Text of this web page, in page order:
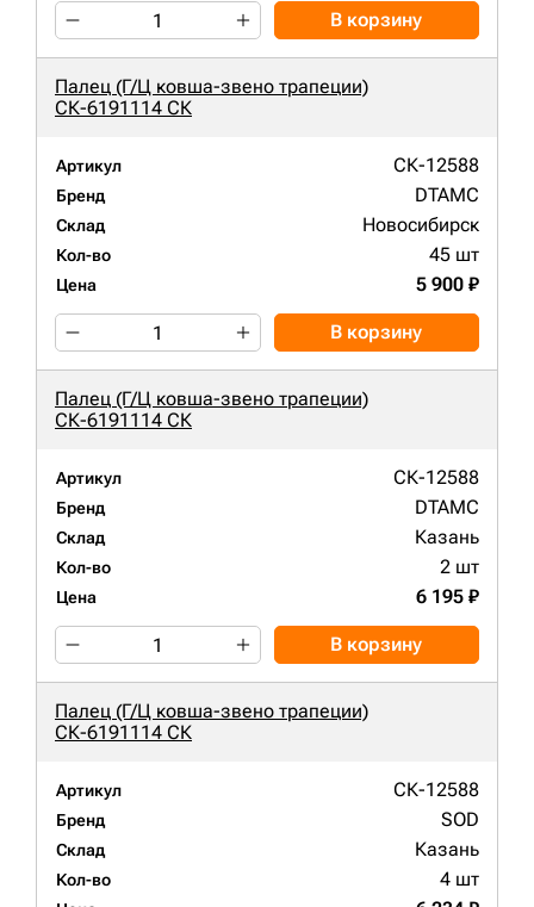
В корзину
Палец (Г/Ц ковша-звено трапеции)
СК-6191114 СК
Артикул СК-12588
Бренд DTAMC
Склад Новосибирск
Кол-во 45 шт
Цена 5 900 ₽
В корзину
Палец (Г/Ц ковша-звено трапеции)
СК-6191114 СК
Артикул СК-12588
Бренд DTAMC
Склад Казань
Кол-во 2 шт
Цена 6 195 ₽
В корзину
Палец (Г/Ц ковша-звено трапеции)
СК-6191114 СК
Артикул СК-12588
Бренд SOD
Склад Казань
Кол-во 4 шт